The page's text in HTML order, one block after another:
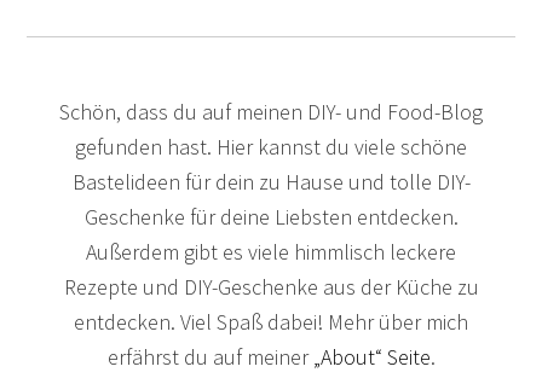
Schön, dass du auf meinen DIY- und Food-Blog
gefunden hast. Hier kannst du viele schöne
Bastelideen für dein zu Hause und tolle DIY-
Geschenke für deine Liebsten entdecken.
Außerdem gibt es viele himmlisch leckere
Rezepte und DIY-Geschenke aus der Küche zu
entdecken. Viel Spaß dabei! Mehr über mich
erfährst du auf meiner „About“ Seite.